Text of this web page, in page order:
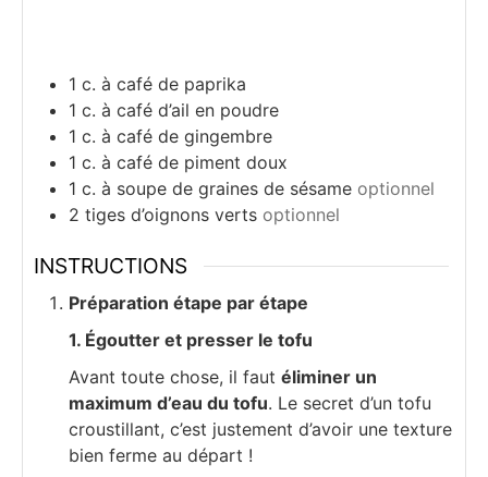
1 c. à café de paprika
1 c. à café d’ail en poudre
1 c. à café de gingembre
1 c. à café de piment doux
1 c. à soupe de graines de sésame optionnel
2 tiges d’oignons verts optionnel
INSTRUCTIONS
Préparation étape par étape
1. Égoutter et presser le tofu
Avant toute chose, il faut éliminer un
maximum d’eau du tofu. Le secret d’un tofu
croustillant, c’est justement d’avoir une texture
bien ferme au départ !